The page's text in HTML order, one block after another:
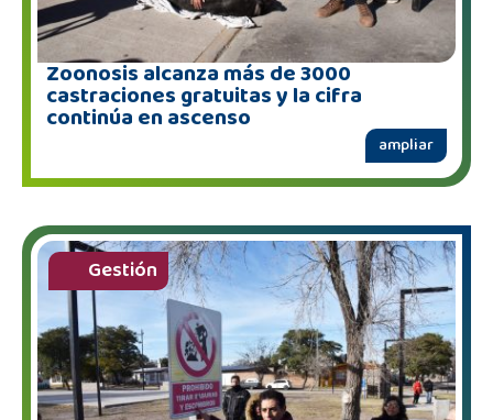
Zoonosis alcanza más de 3000
castraciones gratuitas y la cifra
continúa en ascenso
ampliar
Gestión